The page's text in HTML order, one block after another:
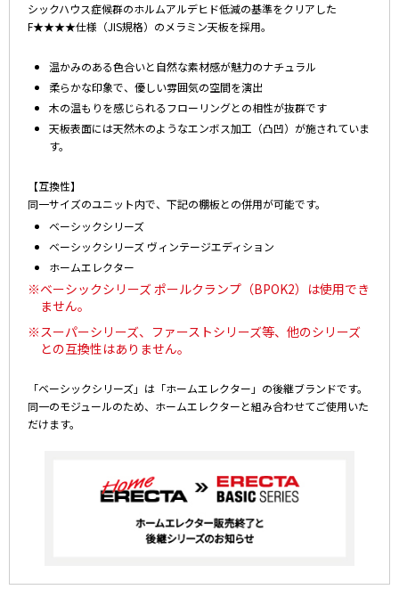
シックハウス症候群のホルムアルデヒド低減の基準をクリアした
F★★★★仕様（JIS規格）のメラミン天板を採用。
温かみのある色合いと自然な素材感が魅力のナチュラル
柔らかな印象で、優しい雰囲気の空間を演出
木の温もりを感じられるフローリングとの相性が抜群です
天板表面には天然木のようなエンボス加工（凸凹）が施されていま
す。
【互換性】
同一サイズのユニット内で、下記の棚板との併用が可能です。
ベーシックシリーズ
ベーシックシリーズ ヴィンテージエディション
ホームエレクター
※ベーシックシリーズ ポールクランプ（BPOK2）は使用でき
ません。
※スーパーシリーズ、ファーストシリーズ等、他のシリーズ
との互換性はありません。
「ベーシックシリーズ」は「ホームエレクター」の後継ブランドです。
同一のモジュールのため、ホームエレクターと組み合わせてご使用いた
だけます。